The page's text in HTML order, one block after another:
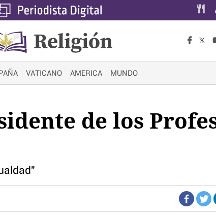
VATICANO AMERICA MUNDO
de los